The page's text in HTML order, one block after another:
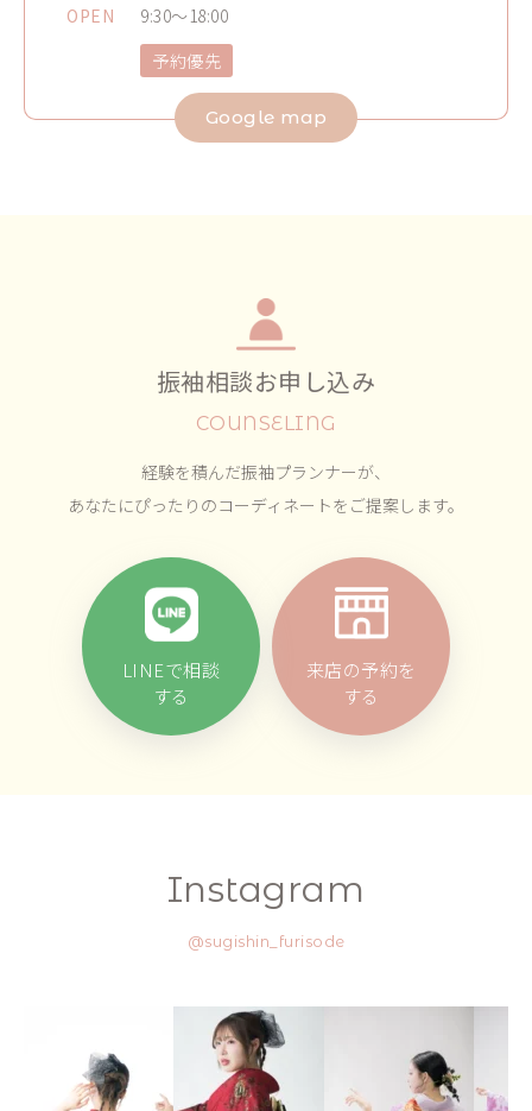
OPEN
9:30～18:00
予約優先
Google map
来店の予約を
する
振袖相談お申し込み
COUNSELING
経験を積んだ振袖プランナーが、
あなたにぴったりのコーディネートをご提案します。
LINEで相談
する
Instagram
@sugishin_furisode